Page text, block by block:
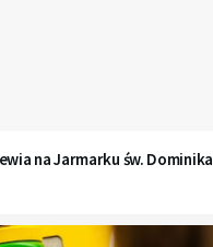
na Jarmarku św. Dominika